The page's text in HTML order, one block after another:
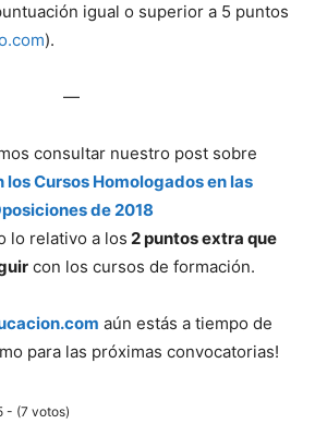
igual o superior a 5 puntos
).
—
consultar nuestro post sobre
los Cursos Homologados en las
de 2018
lo relativo a los 2 puntos extra que
con los cursos de formación.
aún estás a tiempo de
para las próximas convocatorias!
- (7 votos)